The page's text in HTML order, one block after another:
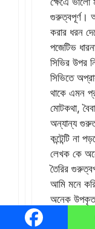
গুরুত্বপূর্ণ।
করার ধরন
পজেটিভ
সিভির উপর
সিভিতে
থাকে এমন
মোটকথা,
অন্যান্য
কন্টেন্টি না
লেখক কে
তৈরির
আমি মনে করি,
অনেক